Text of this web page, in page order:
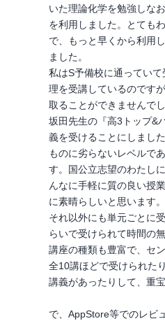
いた理論化学を勉強しな
を利用しました。とても
で、もっと早くから利用
ました。
私はS予備校に通ってい
理を受講しているのです
取ることができませんで
坂田先生の『高3トップ&
義を受けることにしまし
ものに劣らないレベルで
す。国公立志望のわたし
んなに手軽に質の良い授
に素晴らしいと思います。
それ以外にも単元ごとに
らいで受けられて時間の
講座の種類も豊富で、セ
全10講ほどで受けられた
講義があったりして、重宝
で、AppStore等でのレビ